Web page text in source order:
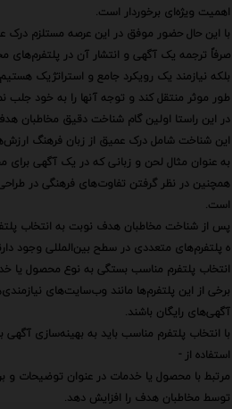
اهمیت ویژه‌ای برخوردار است.
با این حال حضور موفق در این عرصه مستلزم
صرفاً ترجمه یک آگهی و انتشار آن در
بلکه نیازمند یک رویکرد جامع و استراتژیک
طور موثر منتقل کند و توجه آنها را به خود جلب
در این راستا اولین گام شناخت دقیق مخاطبان
این شناخت شامل درک عمیق از زبان فرهنگ
به عنوان مثال لحن و زبانی که در یک آگهی
همچنین در نظر گرفتن تفاوت‌های فرهنگی در
است.
پس از شناخت مخاطبان هدف نوبت به انتخاب
ه پلتفرم‌های متعددی در سطح بین‌المللی وجود
انتخاب پلتفرم مناسب بستگی به نوع محصول یا
برخی از این پلتفرم‌ها مانند وب‌سایت‌های
آگهی‌های رایگان باشند.
با انتخاب پلتفرم مناسب باید به بهینه‌سازی
استفاده از -
مرتبط با محصول یا خدمات در عنوان توضیحات
توسط مخاطبان هدف را افزایش دهد.